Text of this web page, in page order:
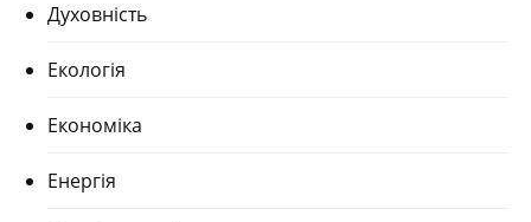
Духовність
Екологія
Економіка
Енергія